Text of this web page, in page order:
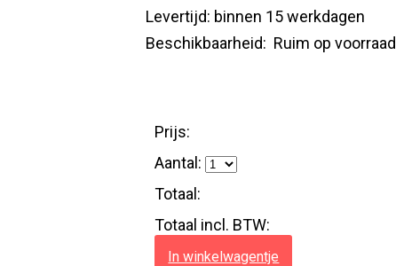
Levertijd: binnen 15 werkdagen
Beschikbaarheid: Ruim op voorraad
Prijs:
Aantal:
Totaal:
Totaal incl. BTW:
In winkelwagentje